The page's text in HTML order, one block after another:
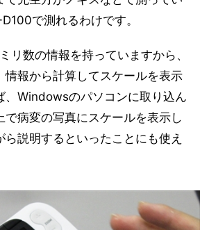
で測れるわけです。
リ数の情報を持っていますから、
情報から計算してスケールを表示
、Windowsのパソコンに取り込ん
で病変の写真にスケールを表示し
説明するといったことにも使え